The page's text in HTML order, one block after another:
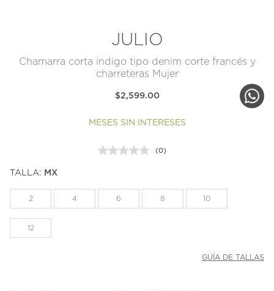
JULIO
Chamarra corta índigo tipo denim corte francés y
charreteras Mujer
$2,599.00
MESES SIN INTERESES
Sin
la
misma
(0)
TALLA: MX
2 4 6 8 10
12
GUÍA DE TALLAS